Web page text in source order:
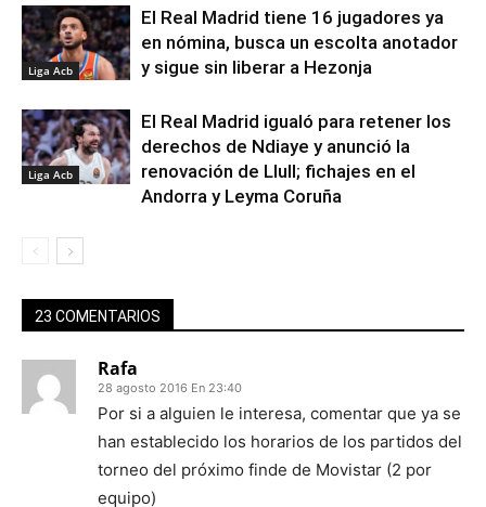
Liga Acb
El Real Madrid tiene 16 jugadores ya
en nómina, busca un escolta anotador
y sigue sin liberar a Hezonja
Liga Acb
El Real Madrid igualó para retener los
derechos de Ndiaye y anunció la
renovación de Llull; fichajes en el
Andorra y Leyma Coruña
23 COMENTARIOS
Rafa
28 agosto 2016 En 23:40
Por si a alguien le interesa, comentar que ya se
han establecido los horarios de los partidos del
torneo del próximo finde de Movistar (2 por
equipo)